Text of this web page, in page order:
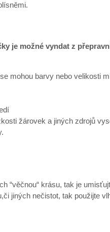
je možné vyndat z
mohou barvy nebo velikosti
žárovek a jiných zdrojů
“věčnou“ krásu, tak je
jiných nečistot, tak použijte